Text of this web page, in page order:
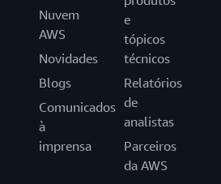
Nuvem
AWS
Novidades
Blogs
Comunicados
à
imprensa
e
tópicos
técnicos
Relatórios
de
analistas
Parceiros
da AWS